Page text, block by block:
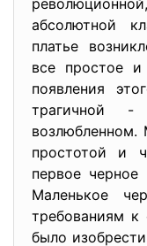
абсолютной
платье
все простое и
появления
трагичной
возлюбленном.
простотой и
первое черное
Маленькое
требованиям
было